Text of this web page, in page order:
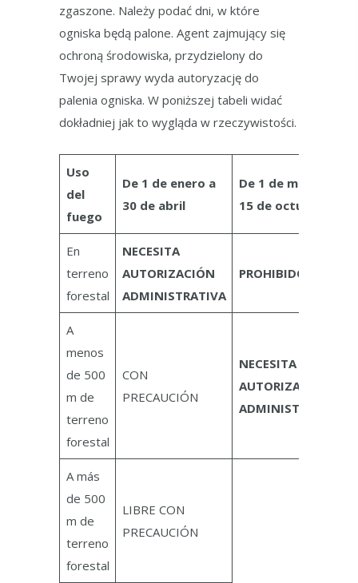
zgaszone. Należy podać dni, w które
ogniska będą palone. Agent zajmujący się
ochroną środowiska, przydzielony do
Twojej sprawy wyda autoryzację do
palenia ogniska. W poniższej tabeli widać
dokładniej jak to wygląda w rzeczywistości.
Uso
del
fuego
De 1 de enero a
30 de abril
De 1 de mayo a
15 de octubre
En
terreno
forestal
NECESITA
AUTORIZACIÓN
ADMINISTRATIVA
PROHIBIDO
A
menos
de 500
m de
terreno
forestal
CON
PRECAUCIÓN
NECESITA
AUTORIZACIÓN
ADMINISTRATIVA
A más
de 500
m de
terreno
forestal
LIBRE CON
PRECAUCIÓN